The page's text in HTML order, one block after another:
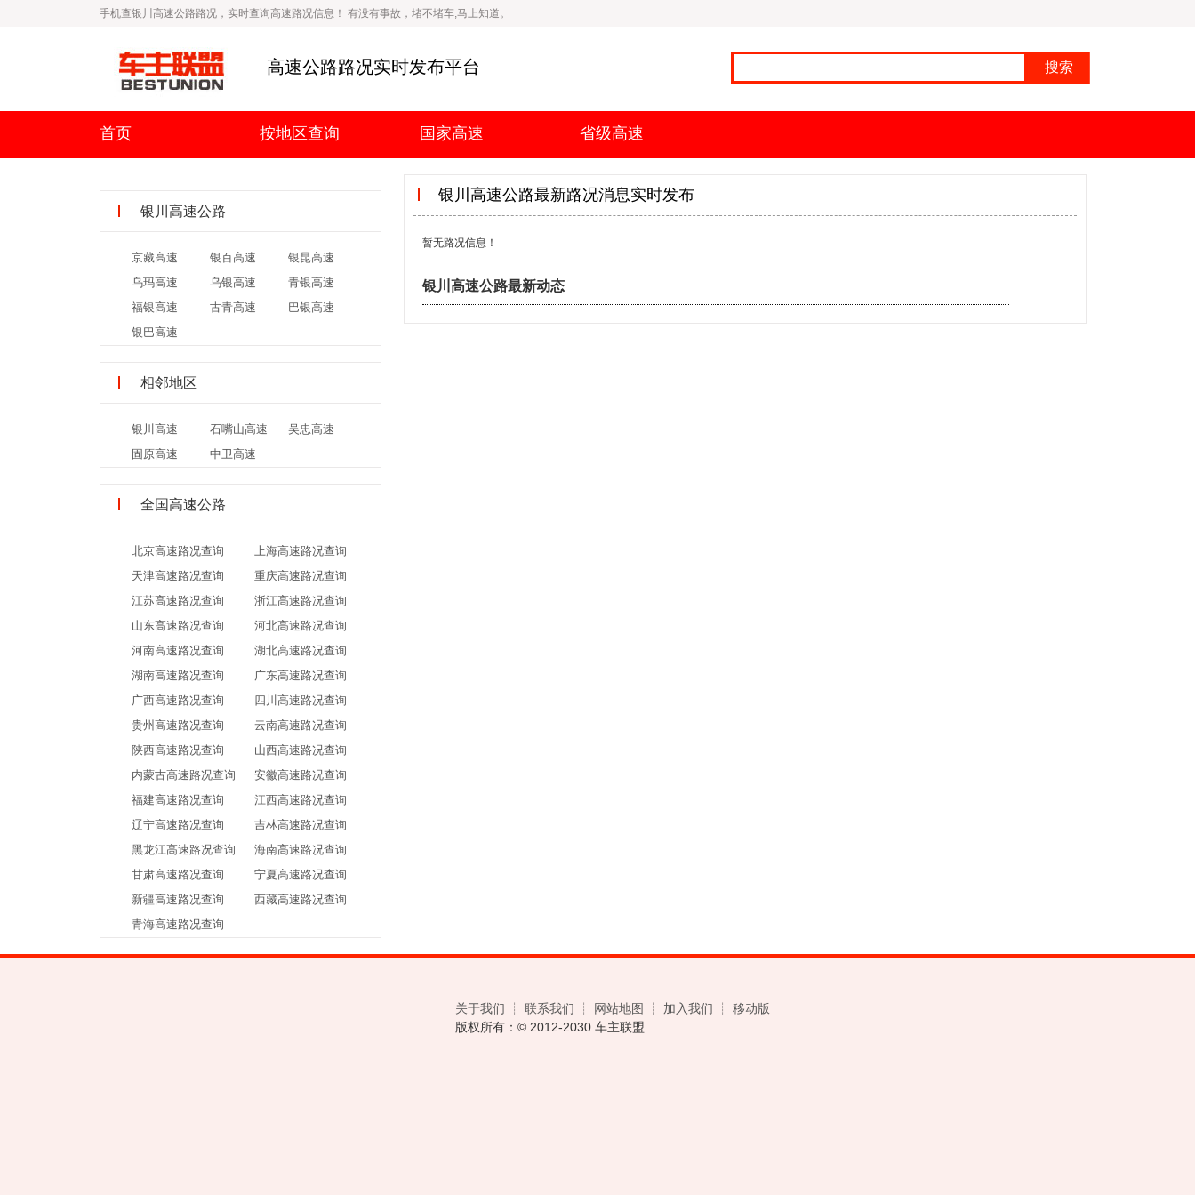
手机查银川高速公路路况，实时查询高速路况信息！ 有没有事故，堵不堵车,马上知道。
高速公路路况实时发布平台
首页 按地区查询 国家高速 省级高速
银川高速公路最新路况消息实时发布
暂无路况信息！
银川高速公路最新动态
银川高速公路
京藏高速 银百高速
银昆高速
乌玛高速
乌银高速
青银高速
福银高速
古青高速
巴银高速
银巴高速
相邻地区
银川高速 石嘴山高速
吴忠高速
固原高速
中卫高速
全国高速公路
北京高速路况查询
上海高速路况查询
天津高速路况查询
重庆高速路况查询
江苏高速路况查询
浙江高速路况查询
山东高速路况查询
河北高速路况查询
河南高速路况查询
湖北高速路况查询
湖南高速路况查询
广东高速路况查询
广西高速路况查询
四川高速路况查询
贵州高速路况查询
云南高速路况查询
陕西高速路况查询
山西高速路况查询
内蒙古高速路况查询
安徽高速路况查询
福建高速路况查询
江西高速路况查询
辽宁高速路况查询
吉林高速路况查询
黑龙江高速路况查询
海南高速路况查询
甘肃高速路况查询
宁夏高速路况查询
新疆高速路况查询
西藏高速路况查询
青海高速路况查询
关于我们 ┊ 联系我们 ┊ 网站地图 ┊ 加入我们 ┊ 移动版
版权所有：© 2012-2030 车主联盟